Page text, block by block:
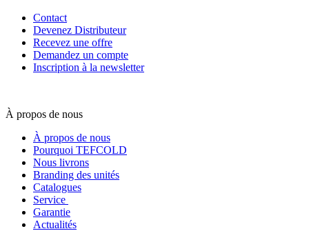
Contact
Devenez Distributeur
Recevez une offre
Demandez un compte
Inscription à la newsletter
À propos de nous
À propos de nous
Pourquoi TEFCOLD
Nous livrons
Branding des unités
Catalogues
Service
Garantie
Actualités